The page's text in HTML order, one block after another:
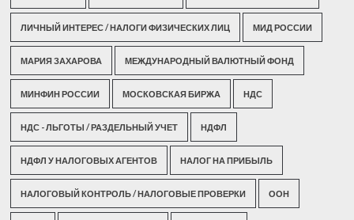
ЛИЧНЫЙ ИНТЕРЕС / НАЛОГИ ФИЗИЧЕСКИХ ЛИЦ МИД РОССИИ
МАРИЯ ЗАХАРОВА МЕЖДУНАРОДНЫЙ ВАЛЮТНЫЙ ФОНД
МИНФИН РОССИИ МОСКОВСКАЯ БИРЖА НДС
НДС - ЛЬГОТЫ / РАЗДЕЛЬНЫЙ УЧЕТ НДФЛ
НДФЛ У НАЛОГОВЫХ АГЕНТОВ НАЛОГ НА ПРИБЫЛЬ
НАЛОГОВЫЙ КОНТРОЛЬ / НАЛОГОВЫЕ ПРОВЕРКИ ООН